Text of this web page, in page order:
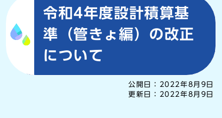
令和4年度設計積算基
準（管きょ編）の改正
について
公開日：
2022年8月9日
更新日：
2022年8月9日